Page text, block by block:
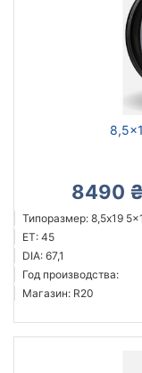
8490 ₴
Типоразмер: 8,5x19
ET: 45
DIA: 67,1
Год производства:
Магазин: R20